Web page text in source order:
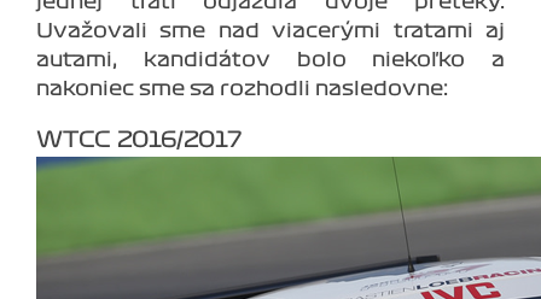
Uvažovali sme nad viacerými traťami aj
autami, kandidátov bolo niekoľko a
nakoniec sme sa rozhodli nasledovne:
WTCC 2016/2017